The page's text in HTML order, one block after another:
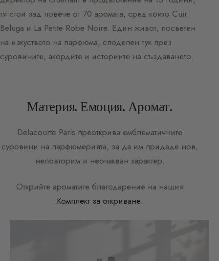
тя стои зад повече от 70 аромата, сред които Cuir
Beluga и La Petite Robe Noire. Един живот, посветен
на изкуството на парфюма, споделен тук през
суровините, акордите и историите на създаването.
Материя. Емоция. Аромат.
Delacourte Paris преоткрива емблематичните
суровини на парфюмерията, за да им придаде нов,
неповторим и неочакван характер.
Открийте ароматите благодарение на нашия
Комплект за откриване.